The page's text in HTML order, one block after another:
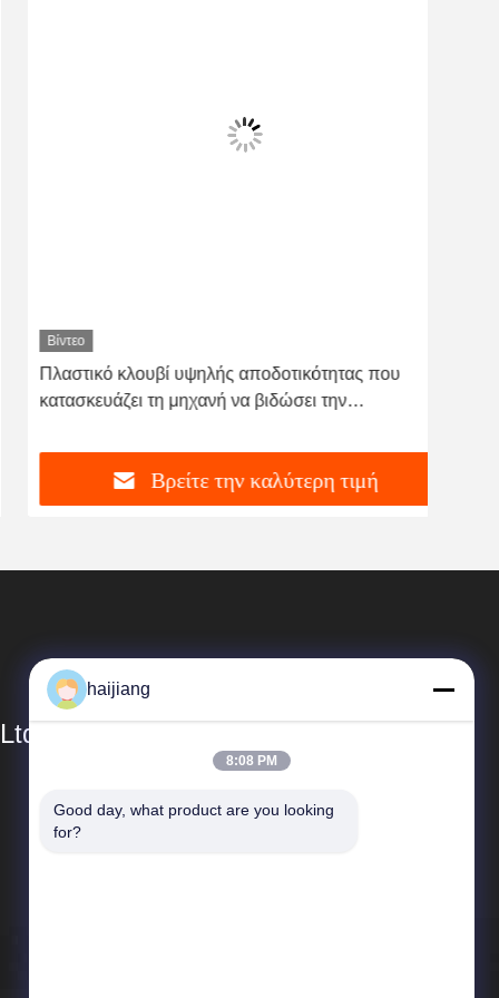
Βίντεο
Πλαστικό κλουβί υψηλής αποδοτικότητας που
κατασκευάζει τη μηχανή να βιδώσει την
Βρείτε την καλύτερη τιμή
haijiang
8:08 PM
Good day, what product are you looking
for?